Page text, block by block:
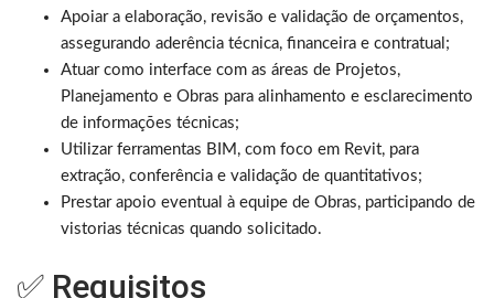
Apoiar a elaboração, revisão e validação de orçamentos,
assegurando aderência técnica, financeira e contratual;
Atuar como interface com as áreas de Projetos,
Planejamento e Obras para alinhamento e esclarecimento
de informações técnicas;
Utilizar ferramentas BIM, com foco em Revit, para
extração, conferência e validação de quantitativos;
Prestar apoio eventual à equipe de Obras, participando de
vistorias técnicas quando solicitado.
✅ Requisitos